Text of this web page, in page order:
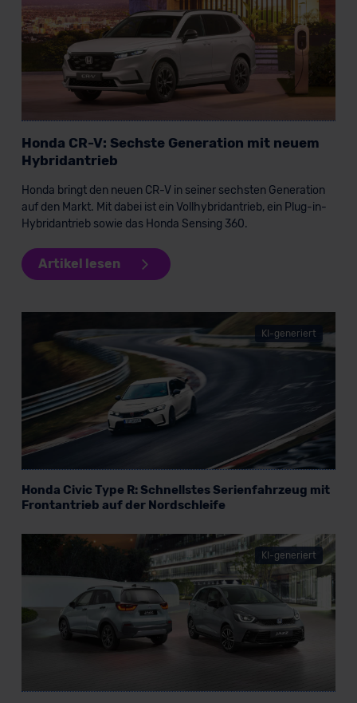
Standarddatenschutzklauseln (Art. 46 Abs. 2 lit. c
DSGVO) oder wenn Sie hierzu Ihre Einwilligung freiwillig
erteilen. Nähere Informationen zu den bestehenden
Datenschutzklauseln können Sie über den Kontakt zu
unserem Datenschutzbeauftragten unter
Datenschutzerklärung
Honda CR-V: Sechste Generation mit neuem
Hybridantrieb
Honda bringt den neuen CR-V in seiner sechsten Generation
auf den Markt. Mit dabei ist ein Vollhybridantrieb, ein Plug-in-
Hybridantrieb sowie das Honda Sensing 360.
Artikel lesen
KI-generiert
Honda Civic Type R: Schnellstes Serienfahrzeug mit
Frontantrieb auf der Nordschleife
KI-generiert